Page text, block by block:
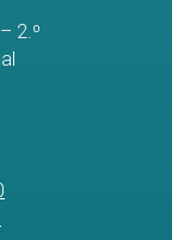
2.º